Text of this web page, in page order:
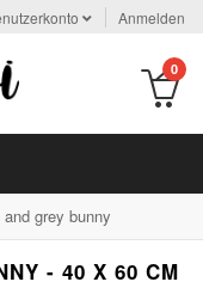
Anmelden
0
and grey bunny
- 40 X 60 CM